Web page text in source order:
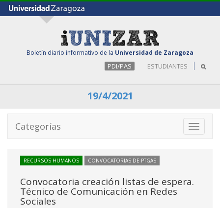
Boletín diario informativo de la Universidad de Zaragoza
PDI/PAS ESTUDIANTES
19/4/2021
Toggle
Categorías
RECURSOS HUMANOS CONVOCATORIAS DE PTGAS
Convocatoria creación listas de espera.
Técnico de Comunicación en Redes
Sociales